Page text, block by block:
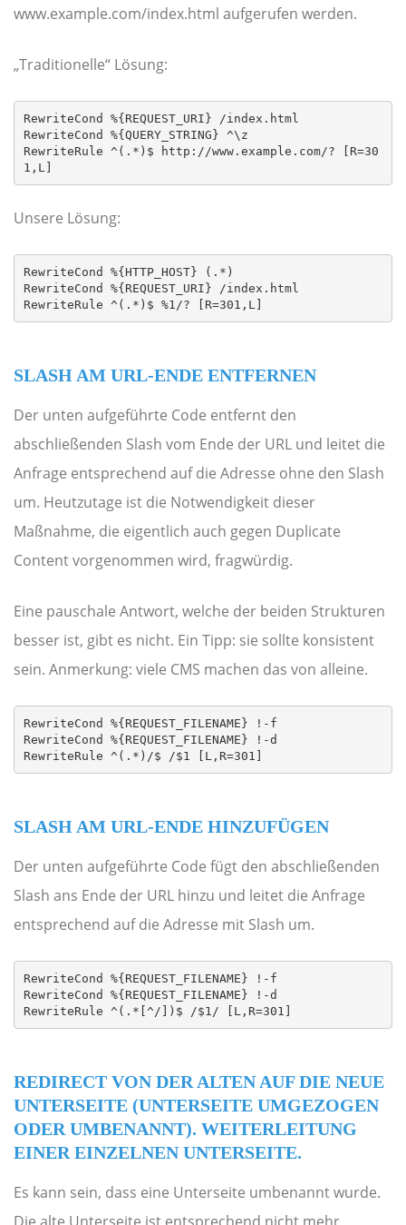
www.example.com/index.html aufgerufen werden.
„Traditionelle“ Lösung:
RewriteCond %{REQUEST_URI} /index.html
RewriteCond %{QUERY_STRING} ^\z
RewriteRule ^(.*)$ http://www.example.com/? [R=30
1,L]
Unsere Lösung:
RewriteCond %{HTTP_HOST} (.*)
RewriteCond %{REQUEST_URI} /index.html
RewriteRule ^(.*)$ %1/? [R=301,L]
SLASH AM URL-ENDE ENTFERNEN
Der unten aufgeführte Code entfernt den
abschließenden Slash vom Ende der URL und leitet die
Anfrage entsprechend auf die Adresse ohne den Slash
um. Heutzutage ist die Notwendigkeit dieser
Maßnahme, die eigentlich auch gegen Duplicate
Content vorgenommen wird, fragwürdig.
Eine pauschale Antwort, welche der beiden Strukturen
besser ist, gibt es nicht. Ein Tipp: sie sollte konsistent
sein. Anmerkung: viele CMS machen das von alleine.
RewriteCond %{REQUEST_FILENAME} !-f
RewriteCond %{REQUEST_FILENAME} !-d
RewriteRule ^(.*)/$ /$1 [L,R=301]
SLASH AM URL-ENDE HINZUFÜGEN
Der unten aufgeführte Code fügt den abschließenden
Slash ans Ende der URL hinzu und leitet die Anfrage
entsprechend auf die Adresse mit Slash um.
RewriteCond %{REQUEST_FILENAME} !-f
RewriteCond %{REQUEST_FILENAME} !-d
RewriteRule ^(.*[^/])$ /$1/ [L,R=301]
REDIRECT VON DER ALTEN AUF DIE NEUE
UNTERSEITE (UNTERSEITE UMGEZOGEN
ODER UMBENANNT). WEITERLEITUNG
EINER EINZELNEN UNTERSEITE.
Es kann sein, dass eine Unterseite umbenannt wurde.